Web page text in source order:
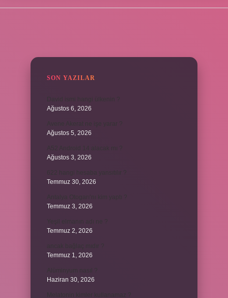
SON YAZILAR
Ağustos 6, 2026
Ağustos 5, 2026
Ağustos 3, 2026
Temmuz 30, 2026
Temmuz 3, 2026
Temmuz 2, 2026
Temmuz 1, 2026
Haziran 30, 2026